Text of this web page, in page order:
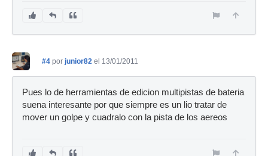
#4 por junior82 el 13/01/2011
Pues lo de herramientas de edicion multipistas de bateria
suena interesante por que siempre es un lio tratar de
mover un golpe y cuadralo con la pista de los aereos